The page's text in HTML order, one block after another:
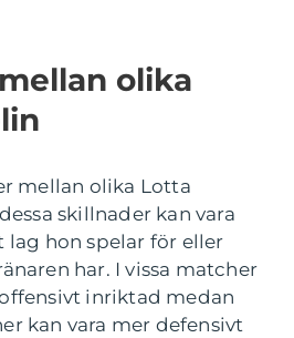
olika
mellan olika Lotta
skillnader kan vara
lag hon spelar för eller
har. I vissa matcher
inriktad medan
kan vara mer defensivt